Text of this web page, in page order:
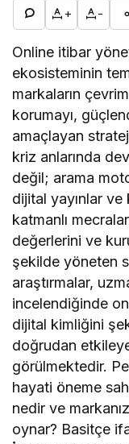
+ -
Online itibar
ekosisteminin
markaların
korumayı,
amaçlayan
kriz anlarında
değil; arama
dijital yayınlar ve
katmanlı
değerlerini ve
şekilde yöneten
araştırmalar,
incelendiğinde
dijital kimliğini
doğrudan
görülmektedir.
hayati öneme
nedir ve
oynar? Basitçe